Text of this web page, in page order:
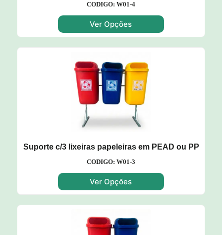
CODIGO: W01-4
Ver Opções
Suporte c/3 lixeiras papeleiras em PEAD ou PP
CODIGO: W01-3
Ver Opções